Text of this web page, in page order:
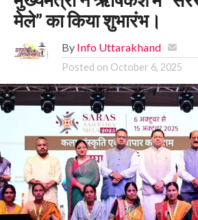
मेले” का किया शुभारंभ।
By Info Uttarakhand
Posted on October 6, 2025